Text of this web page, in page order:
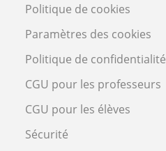
Politique de cookies
Paramètres des cookies
Politique de confidentialité
CGU pour les professeurs
CGU pour les élèves
Sécurité